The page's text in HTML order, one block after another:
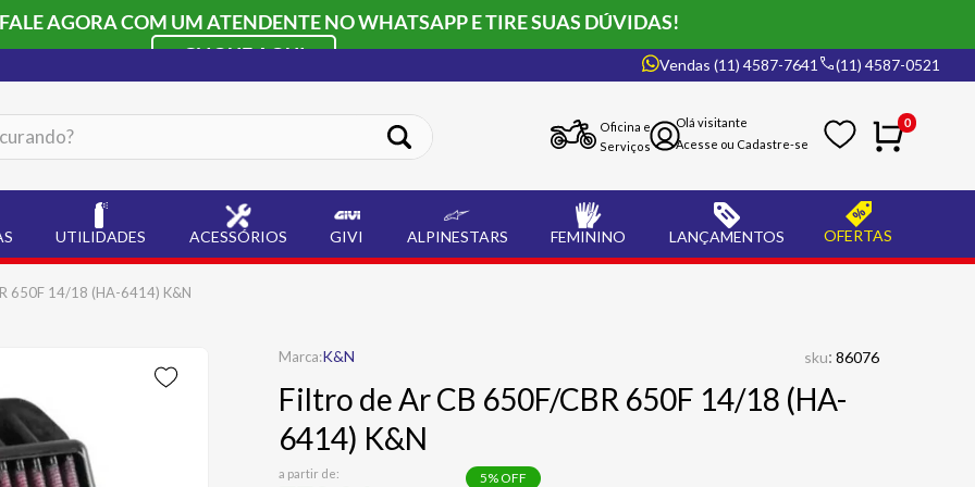
AGORA COM UM ATENDENTE NO WHATSAPP E TIRE SUAS DÚVIDAS!
CLIQUE AQUI
Vendas (11) 4587-7641 (11) 4587-0521
Oficina e
Serviços
0
UTILIDADES ACESSÓRIOS GIVI ALPINESTARS FEMININO LANÇAMENTOS OFERTAS
650F 14/18 (HA-6414) K&N
K&N sku: 86076
Filtro de Ar CB 650F/CBR 650F 14/18 (HA-
6414) K&N
a partir de: 5% OFF